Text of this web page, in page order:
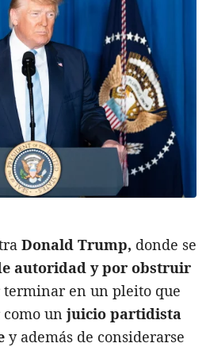
Donald Trump, donde se
autoridad y por obstruir
terminar en un pleito que
un juicio partidista
y además de considerarse